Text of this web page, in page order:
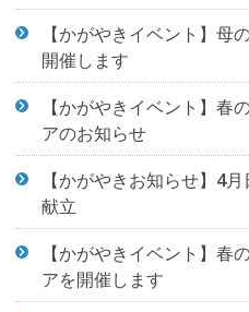
【かがやきイベント】母
開催します
【かがやきイベント】春
アのお知らせ
【かがやきお知らせ】4
献立
【かがやきイベント】春
アを開催します